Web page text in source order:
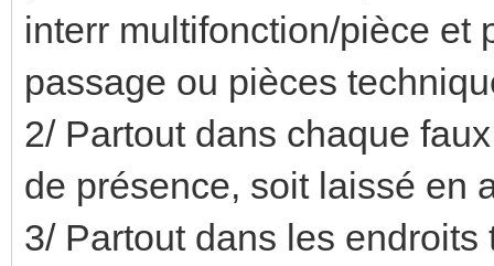
interr multifonction/pièce et
passage ou pièces
2/ Partout dans chaque
de présence, soit laissé en
3/ Partout dans les